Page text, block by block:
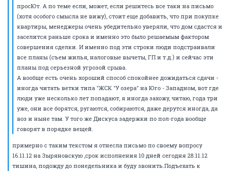
просЮт. А по теме если, может, если решитесь все таки на письмо
(хотя особого смысла не вижу), стоит еще добавить, что при покупке
квартиры, менеджеры очень убедительно уверяли, что дом сдастся и
заселится раньше срока и именно это было решаемым фактором
совершения сделки. И именно под эти строки люди подстраивали
все планы (съем жилья, налоговые вычеты, ГП и т.д.) и сейчас эти
планы под серьезной угрозой срыва.
А вообще есть очень хороший способ спокойнее дожидаться сдачи -
иногда читать ветки типа "ЖСК "У озера" на Юго - Западном, вот где
люди уже несколько лет попадают, я иногда захожу, читаю, года три
уже, они все борятся, ругаются, собираются, даже дерутся иногда, да
воз и ныне там. У того же Дискуса задержки по пол-года вообще
говорят в порядке вещей.
примерно с таким текстом я отнесла письмо по своему вопросу
16.11.12 на Зыряновскую ,срок исполнения 10 дней сегодня 28.11.12
тишина, подожду до понедельника и буду звонить.Подъехать к